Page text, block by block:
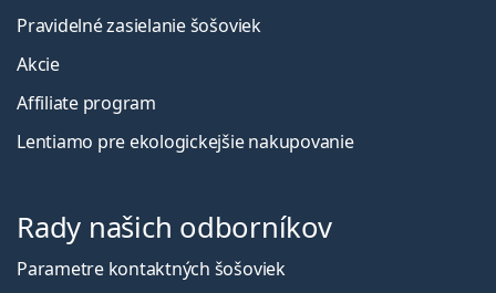
Pravidelné zasielanie šošoviek
Akcie
Affiliate program
Lentiamo pre ekologickejšie nakupovanie
Rady našich odborníkov
Parametre kontaktných šošoviek